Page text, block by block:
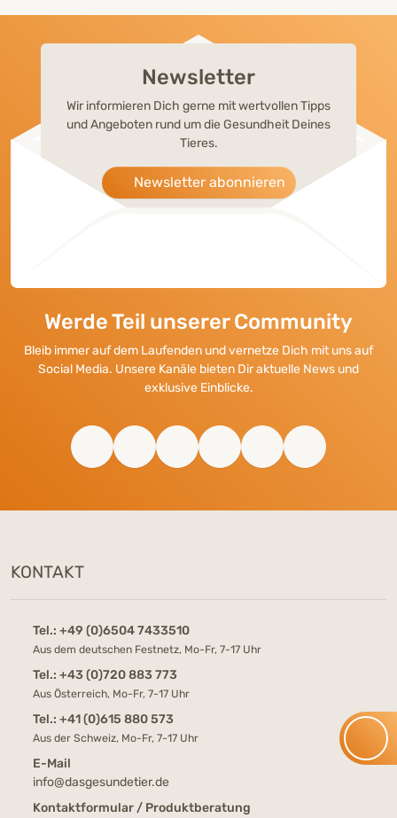
Newsletter
Wir informieren Dich gerne mit wertvollen Tipps
und Angeboten rund um die Gesundheit Deines
Tieres.
Newsletter abonnieren
Werde Teil unserer Community
Bleib immer auf dem Laufenden und vernetze Dich mit uns auf
Social Media. Unsere Kanäle bieten Dir aktuelle News und
exklusive Einblicke.
KONTAKT
Tel.: +49 (0)6504 7433510
Aus dem deutschen Festnetz, Mo-Fr, 7-17 Uhr
Tel.: +43 (0)720 883 773
Aus Österreich, Mo-Fr, 7-17 Uhr
Tel.: +41 (0)615 880 573
Aus der Schweiz, Mo-Fr, 7-17 Uhr
E-Mail
info@dasgesundetier.de
Kontaktformular / Produktberatung